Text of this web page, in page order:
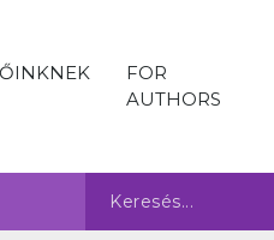
FOR
AUTHORS